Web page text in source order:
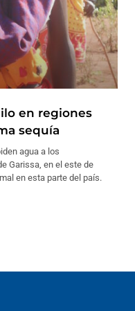
en regiones
sequía
agua a los
Garissa, en el este de
en esta parte del país.